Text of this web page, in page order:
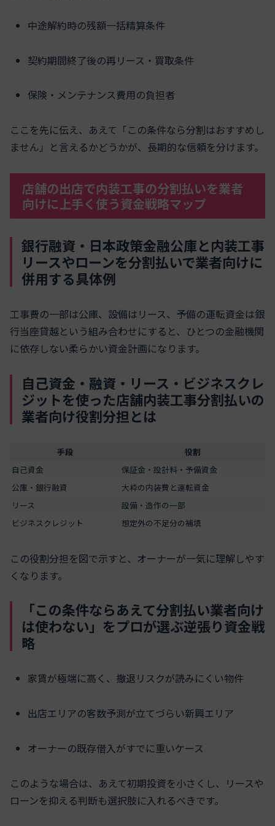
中途解約時の残額一括精算条件
契約期間終了後の再リース・買取条件
保険・メンテナンス費用の負担者
ここを先に伝え、あえて「この条件なら分割はおすすめし
ません」と言えるかどうかが、長期的な信頼を分けます。
店舗の出店で内装工事の分割払いを業者
向けに上手く使う資金戦略マップ
銀行融資・日本政策金融公庫と内装工事
リースやローンを分割払いで業者向けに
併用する具体例
工事費の一部は公庫、設備はリース、予備の運転資金は銀
行当座貸越という組み合わせにすると、ひとつの金融機関
に依存しない柔らかい資金計画になります。
自己資金・融資・リース・ビジネスクレ
ジットを使った店舗内装工事分割払いの
業者向け役割分担とは
手段
役割
自己資金
保証金・設計料・予備資金
公庫・銀行融資
大枠の内装費と運転資金
リース
設備・造作の一部
ビジネスクレジット
想定外の不足分の補填
この役割分担を図で示すと、オーナーが一気に理解しやす
くなります。
「この条件ならあえて分割払い業者向け
は使わない」をプロが選ぶ逆張り資金戦
略
家賃が極端に高く、撤退リスクが読みにくい物件
出店エリアの客数予測が立てづらい新興エリア
オーナーの既存借入がすでに重いケース
このような場合は、あえて初期投資を小さくし、リースや
ローンを抑える判断も選択肢に入れるべきです。